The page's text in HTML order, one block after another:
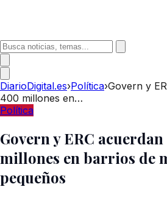
DiarioDigital.es›Política›Govern y
400 millones en…
Política
Govern y ERC
millones en barrios de
pequeños